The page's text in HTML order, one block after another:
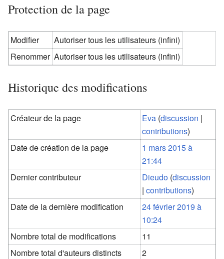
Protection de la page
Modifier
Autoriser tous les utilisateurs (infini)
Renommer Autoriser tous les utilisateurs (infini)
Historique des modifications
Créateur de la page Eva (discussion |
contributions)
Date de création de la page
1 mars 2015 à
21:44
Dernier contributeur
Dieudo (discussion
|contributions)
Date de la dernière modification
24 février 2019 à
10:24
Nombre total de modifications
11
Nombre total d'auteurs distincts
2